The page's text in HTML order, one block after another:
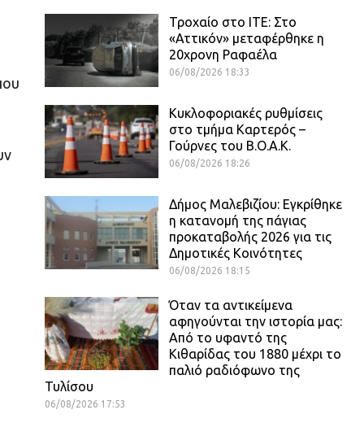
Τροχαίο στο ΙΤΕ: Στο
«Αττικόν» μεταφέρθηκε η
20χρονη Ραφαέλα
06/08/2026 18:33
Κυκλοφοριακές ρυθμίσεις
στο τμήμα Καρτερός –
Γούρνες του Β.Ο.Α.Κ.
06/08/2026 18:26
Δήμος Μαλεβιζίου: Εγκρίθηκε
η κατανομή της πάγιας
προκαταβολής 2026 για τις
Δημοτικές Κοινότητες
06/08/2026 18:15
Όταν τα αντικείμενα
αφηγούνται την ιστορία μας:
Από το υφαντό της
Κιθαρίδας του 1880 μέχρι το
παλιό ραδιόφωνο της
Τυλίσου
06/08/2026 17:53